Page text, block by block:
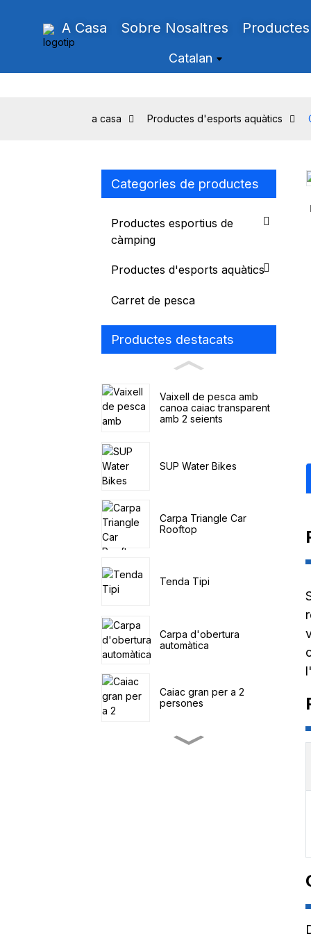
A Casa Sobre Nosaltres Productes
Catalan
a casa Productes d'esports aquàtics
Categories de productes
Productes esportius de
càmping
Productes d'esports aquàtics
Carret de pesca
Productes destacats
Vaixell de pesca amb
canoa caiac transparent
amb 2 seients
SUP Water Bikes
Carpa Triangle Car
Rooftop
Tenda Tipi
Carpa d'obertura
automàtica
Caiac gran per a 2
persones
Loading...
Loading...